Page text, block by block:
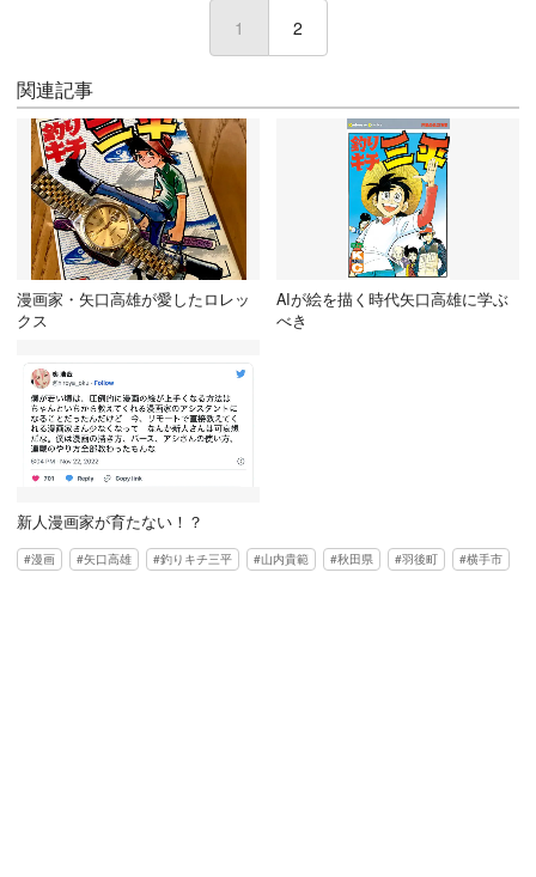
1 (current)
2
関連記事
漫画家・矢口高雄が愛したロレッ
クス
AIが絵を描く時代矢口高雄に学ぶ
べき
新人漫画家が育たない！？
漫画 矢口高雄 釣りキチ三平 山内貴範 秋田県 羽後町 横手市